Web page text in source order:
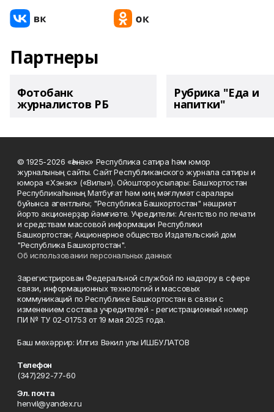
Партнеры
Фотобанк
журналистов РБ
Рубрика "Еда и
напитки"
© 1925-2026 «Һәнәк» Республика сатира һәм юмор
журналының сайты. Сайт Республиканского журнала сатиры и
юмора «Хэнэк» («Вилы»). Ойоштороусылары: Башҡортостан
Республикаһының Матбуғат һәм киң мәғлүмәт саралары
буйынса агентлығы; "Республика Башкортостан" нәшриәт
йорто акционерҙар йәмғиәте. Учредители: Агентство по печати
и средствам массовой информации Республики
Башкортостан; Акционерное общество Издательский дом
"Республика Башкортостан".
Об использовании персональных данных
Зарегистрирован Федеральной службой по надзору в сфере
связи, информационных технологий и массовых
коммуникаций по Республике Башкортостан в связи с
изменением состава учредителей - регистрационный номер
ПИ № ТУ 02-01753 от 19 мая 2025 года.
Баш мөхәррир: Илгиз Вәкил улы ИШБУЛАТОВ
Телефон
(347)292-77-60
Эл. почта
henvil@yandex.ru